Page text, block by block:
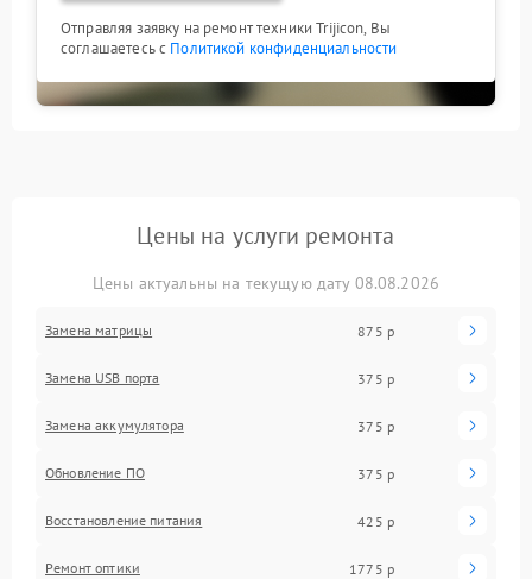
Отправляя заявку на ремонт техники Trijicon, Вы
соглашаетесь с Политикой конфиденциальности
Цены на услуги ремонта
Цены актуальны на текущую дату 08.08.2026
Замена матрицы 875 р
Замена USB порта 375 р
Замена аккумулятора 375 р
Обновление ПО 375 р
Восстановление питания 425 р
Ремонт оптики 1775 р